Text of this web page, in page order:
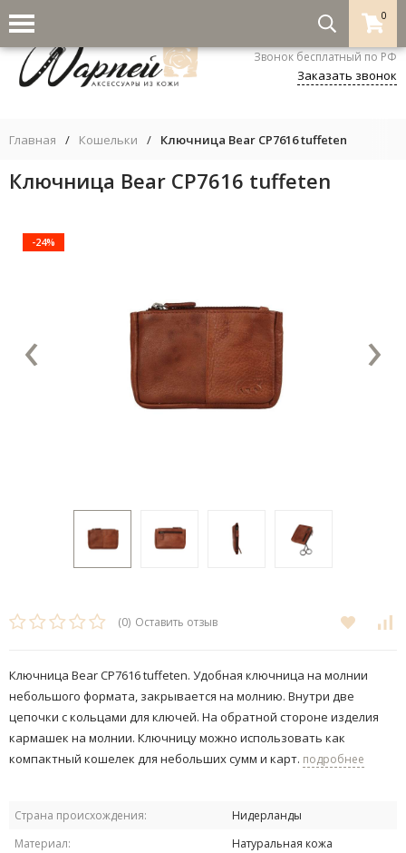
0
8-800-333-5530
Звонок бесплатный по РФ
Заказать звонок
Главная / Кошельки / Ключница Bear CP7616 tuffeten
Ключница Bear CP7616 tuffeten
-24%
‹ ›
(0) Оставить отзыв
Ключница Bear CP7616 tuffeten. Удобная ключница на молнии
небольшого формата, закрывается на молнию. Внутри две
цепочки с кольцами для ключей. На обратной стороне изделия
кармашек на молнии. Ключницу можно использовать как
компактный кошелек для небольших сумм и карт. подробнее
Страна происхождения:
Нидерланды
Материал:
Натуральная кожа